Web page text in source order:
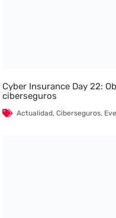
Cyber Insurance Day 22:
ciberseguros
Actualidad,Ciberseguros,